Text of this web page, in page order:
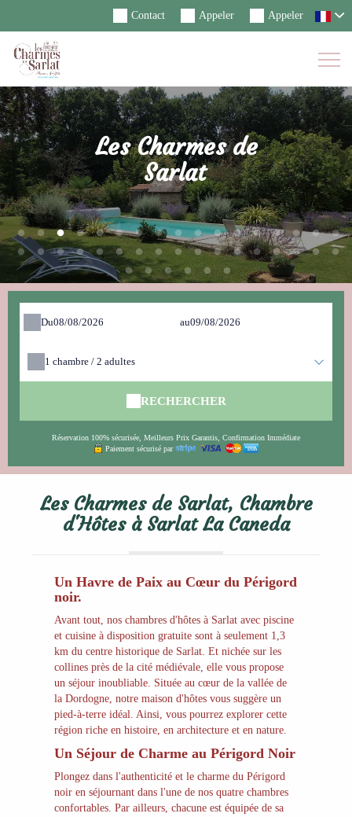
Appeler
Appeler
Contact
Les Charmes de
Sarlat
Du au
1 chambre / 2 adultes
RECHERCHER
Réservation 100% sécurisée, Meilleurs Prix Garantis, Confirmation Immédiate
Paiement sécurisé par
Les Charmes de Sarlat, Chambre
d'Hôtes à Sarlat La Caneda
Un Havre de Paix au Cœur du Périgord
noir.
Avant tout, nos chambres d'hôtes à Sarlat avec piscine
et cuisine à disposition gratuite sont à seulement 1,3
km du centre historique de Sarlat. Et nichée sur les
collines près de la cité médiévale, elle vous propose
un séjour inoubliable. Située au cœur de la vallée de
la Dordogne, notre maison d'hôtes vous suggère un
pied-à-terre idéal. Ainsi, vous pourrez explorer cette
région riche en histoire, en architecture et en nature.
Un Séjour de Charme au Périgord Noir
Plongez dans l'authenticité et le charme du Périgord
noir en séjournant dans l'une de nos quatre chambres
confortables. Par ailleurs, chacune est équipée de sa